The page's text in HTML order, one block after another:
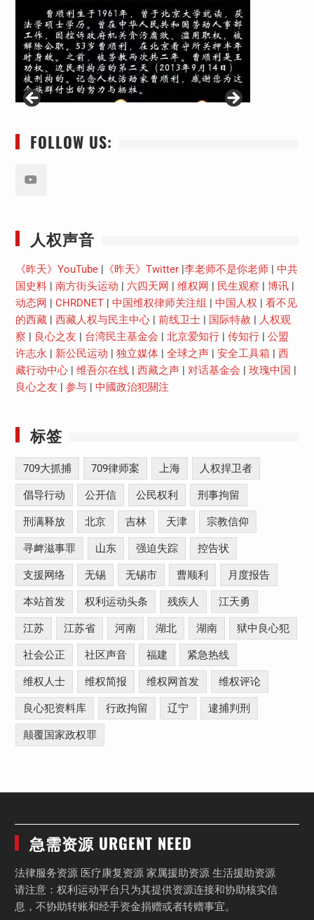
FOLLOW US:
人权声音
《昨天》YouTube| 《昨天》Twitter| 李老师不是你老师| 中共
国史料| 南方街头运动 六四天网 维权网 民生观察 博讯|
动态网
CHRDNET| 中国维权律师关注组 中国人权
看不见
的西藏| 西藏人权与民主中心| 前线卫士| 国际特赦
人权观
察
良心之友 台湾民主基金会 北京爱知行| 传知行| 公盟
许志永
新公民运动 独立媒体| 全球之声| 安全工具箱
西
藏行动中心| 维吾尔在线| 西藏之声| 对话基金会 玫瑰中国
良心之友
参与| 中國政治犯關注
标签
709大抓捕 709律师案 上海 人权捍卫者
倡导行动 公开信 公民权利 刑事拘留
刑满释放 北京 吉林 天津 宗教信仰
寻衅滋事罪 山东 强迫失踪 控告状
支援网络 无锡 无锡市 曹顺利 月度报告
本站首发 权利运动头条 残疾人 江天勇
江苏 江苏省 河南 湖北 湖南 狱中良心犯
社会公正 社区声音 福建 紧急热线
维权人士 维权简报 维权网首发 维权评论
良心犯资料库 行政拘留 辽宁 逮捕判刑
颠覆国家政权罪
急需资源 URGENT NEED
法律服务资源 医疗康复资源 家属援助资源 生活援助资源
请注意：权利运动平台只为其提供资源连接和协助核实信
息，不协助转账和经手资金捐赠或者转赠事宜。